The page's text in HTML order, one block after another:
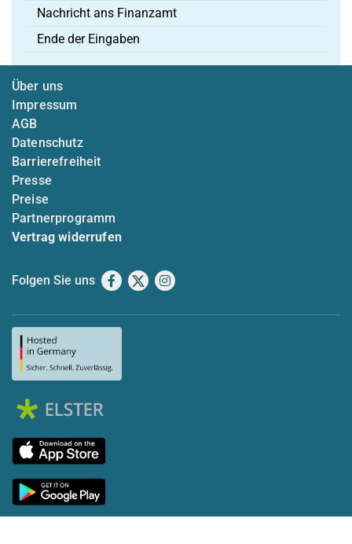
Nachricht ans Finanzamt
Ende der Eingaben
Über uns
Impressum
AGB
Datenschutz
Barrierefreiheit
Presse
Preise
Partnerprogramm
Vertrag widerrufen
Folgen Sie uns Facebook
X Instagram